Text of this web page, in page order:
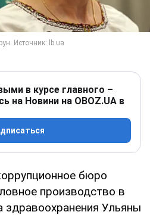
в курсе главного –
на Новини на OBOZ.UA в
бюро
производство в
здравоохранения Ульяны